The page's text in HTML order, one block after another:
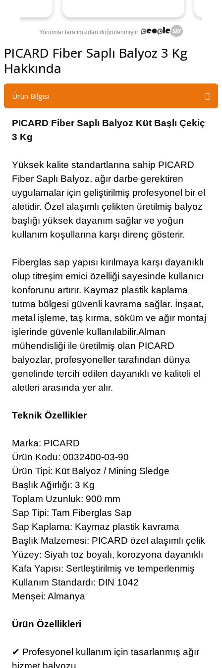
PICARD Fiber Saplı Balyoz 3 Kg
Hakkında
Ürün Bilgisi
PICARD Fiber Saplı Balyoz Küt Başlı Çekiç
3 Kg
Yüksek kalite standartlarına sahip PICARD
Fiber Saplı Balyoz, ağır darbe gerektiren
uygulamalar için geliştirilmiş profesyonel bir el
aletidir. Özel alaşımlı çelikten üretilmiş balyoz
başlığı yüksek dayanım sağlar ve yoğun
kullanım koşullarına karşı direnç gösterir.
Fiberglas sap yapısı kırılmaya karşı dayanıklı
olup titreşim emici özelliği sayesinde kullanıcı
konforunu artırır. Kaymaz plastik kaplama
tutma bölgesi güvenli kavrama sağlar. İnşaat,
metal işleme, taş kırma, söküm ve ağır montaj
işlerinde güvenle kullanılabilir.Alman
mühendisliği ile üretilmiş olan PICARD
balyozlar, profesyoneller tarafından dünya
genelinde tercih edilen dayanıklı ve kaliteli el
aletleri arasında yer alır.
Teknik Özellikler
Marka: PICARD
Ürün Kodu: 0032400-03-90
Ürün Tipi: Küt Balyoz / Mining Sledge
Başlık Ağırlığı: 3 Kg
Toplam Uzunluk: 900 mm
Sap Tipi: Tam Fiberglas Sap
Sap Kaplama: Kaymaz plastik kavrama
Başlık Malzemesi: PICARD özel alaşımlı çelik
Yüzey: Siyah toz boyalı, korozyona dayanıklı
Kafa Yapısı: Sertleştirilmiş ve temperlenmiş
Kullanım Standardı: DIN 1042
Menşei: Almanya
Ürün Özellikleri
✔ Profesyonel kullanım için tasarlanmış ağır
hizmet balyozu